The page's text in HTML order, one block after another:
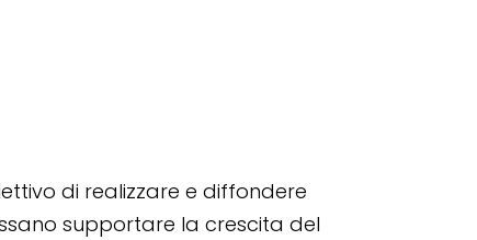
di realizzare e diffondere
supportare la crescita del